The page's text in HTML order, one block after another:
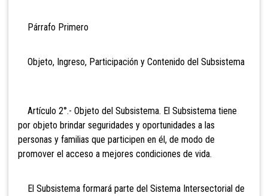
Párrafo Primero
Objeto, Ingreso, Participación y Contenido del Subsistema
Artículo 2°.- Objeto del Subsistema. El Subsistema tiene
por objeto brindar seguridades y oportunidades a las
personas y familias que participen en él, de modo de
promover el acceso a mejores condiciones de vida.
El Subsistema formará parte del Sistema Intersectorial de